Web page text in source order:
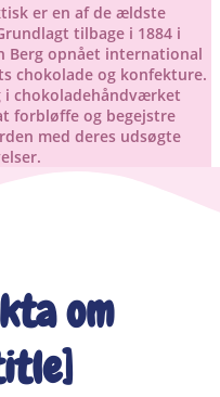
er en af de ældste
tilbage i 1884 i
Berg opnået international
chokolade og konfekture.
i chokoladehåndværket
forbløffe og begejstre
med deres udsøgte
om